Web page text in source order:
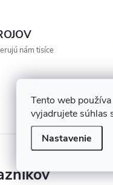
Tento web
vyjadrujete súhlas
Nastavenie
nám tisíce